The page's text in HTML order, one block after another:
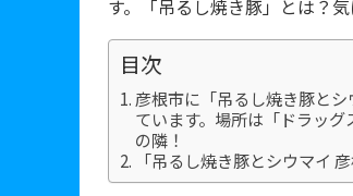
す。「吊るし焼き豚」とは？気
目次
彦根市に「吊るし焼き豚と
ています。場所は「ドラッグ
の隣！
「吊るし焼き豚とシウマイ